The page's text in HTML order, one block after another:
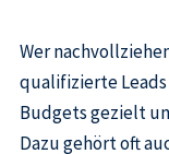
Wer
qualifizierte
Budgets gezielt
Dazu gehört oft